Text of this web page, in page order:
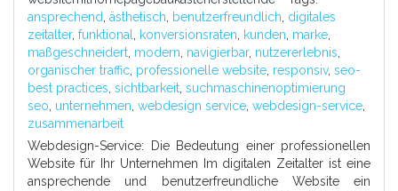
ansprechend ästhetisch benutzerfreundlich digitales
zeitalter, funktional konversionsraten kunden marke
maßgeschneidert modern navigierbar, nutzererlebnis
organischer traffic professionelle website responsiv, seo-
best practices sichtbarkeit suchmaschinenoptimierung
seo unternehmen webdesign service webdesign-service
zusammenarbeit
Webdesign-Service: Die Bedeutung einer professionellen
Website für Ihr Unternehmen Im digitalen Zeitalter ist eine
ansprechende und benutzerfreundliche Website ein